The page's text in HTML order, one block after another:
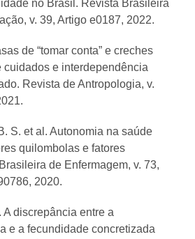
no Brasil. Revista Brasileira
v. 39, Artigo e0187, 2022.
de “tomar conta” e creches
cuidados e interdependência
Revista de Antropologia, v.
S. et al. Autonomia na saúde
quilombolas e fatores
de Enfermagem, v. 73,
2020.
discrepância entre a
e a fecundidade concretizada